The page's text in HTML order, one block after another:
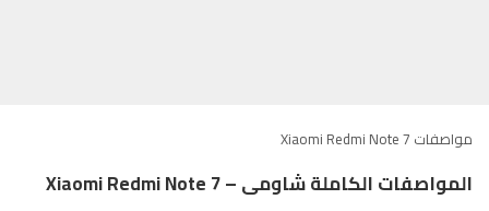
مواصفات Xiaomi Redmi Note 7
المواصفات الكاملة شاومى – Xiaomi Redmi Note 7